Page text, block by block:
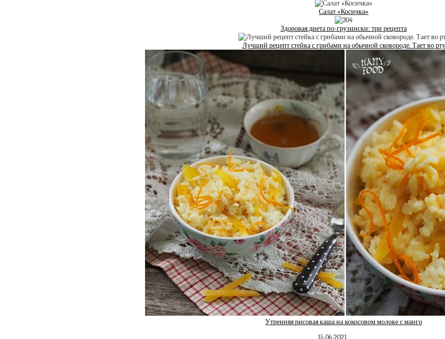
Салат «Косичка»
Здоровая диета по-грузински: три рецепта
Лучший рецепт стейка с грибами на обычной сковороде. Тает во рту
Утренняя рисовая каша на кокосовом молоке с манго